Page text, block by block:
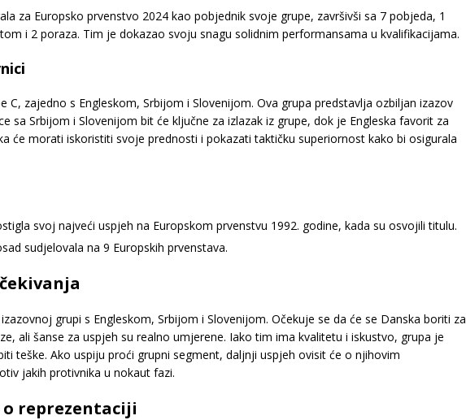
za Europsko prvenstvo 2024 kao pobjednik svoje grupe, završivši sa 7 pobjeda, 1
i 2 poraza. Tim je dokazao svoju snagu solidnim performansama u kvalifikacijama.
C, zajedno s Engleskom, Srbijom i Slovenijom. Ova grupa predstavlja ozbiljan izazov
sa Srbijom i Slovenijom bit će ključne za izlazak iz grupe, dok je Engleska favorit za
će morati iskoristiti svoje prednosti i pokazati taktičku superiornost kako bi osigurala
svoj najveći uspjeh na Europskom prvenstvu 1992. godine, kada su osvojili titulu.
sudjelovala na 9 Europskih prvenstava.
grupi s Engleskom, Srbijom i Slovenijom. Očekuje se da će se Danska boriti za
ali šanse za uspjeh su realno umjerene. Iako tim ima kvalitetu i iskustvo, grupa je
teške. Ako uspiju proći grupni segment, daljnji uspjeh ovisit će o njihovim
jakih protivnika u nokaut fazi.
reprezentaciji